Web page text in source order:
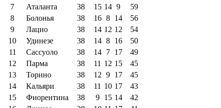
7
Аталанта 38 15 14 9
59
8
Болонья 38 16 8 14
56
9
Лацио 38 14 12 12
54
10
Удинезе 38 14 8 16
50
11
Сассуоло 38 14 7 17
49
12
Парма 38 11 12 15
45
13
Торино 38 12 9 17
45
14
Кальяри 38 11 10 17
43
15
Фиорентина 38 9 15 14
42